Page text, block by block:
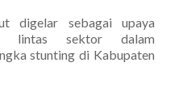
digelar sebagai upaya
lintas sektor dalam
stunting di Kabupaten